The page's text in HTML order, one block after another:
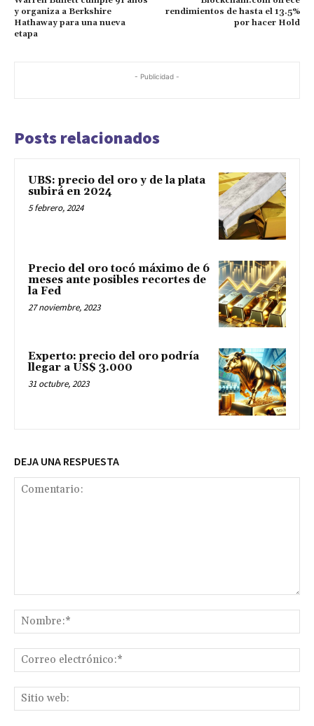
y organiza a Berkshire
Hathaway para una nueva
etapa
rendimientos de hasta el 13.5%
por hacer Hold
- Publicidad -
Posts relacionados
UBS: precio del oro y de la plata
subirá en 2024
5 febrero, 2024
Precio del oro tocó máximo de 6
meses ante posibles recortes de
la Fed
27 noviembre, 2023
Experto: precio del oro podría
llegar a US$ 3.000
31 octubre, 2023
DEJA UNA RESPUESTA